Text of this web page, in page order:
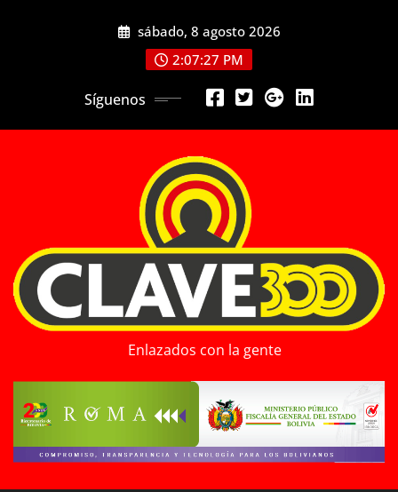
sábado, 8 agosto 2026
2:07:29 PM
Síguenos
Enlazados con la gente